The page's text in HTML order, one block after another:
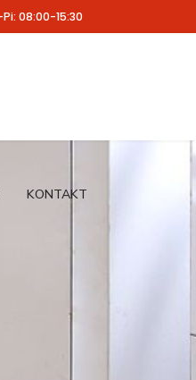
08:00-15:30
KONTAKT